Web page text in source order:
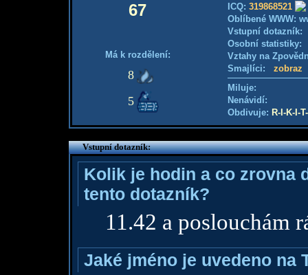
67
Má k rozdělení:
8
5
ICQ: 319868521
Oblíbené WWW:
Vstupní
Osobní
Vztahy na
Smajlíci: zobraz
Miluje:
Nenávidí:
Obdivuje: R-I-K-I-
Vstupní dotazník:
Kolik je hodin a co zrovna
tento dotazník?
11.42 a poslouchám
Jaké jméno je uvedeno na